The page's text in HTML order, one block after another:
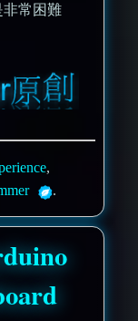
非常困難
,
.